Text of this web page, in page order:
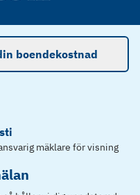
boendekostnad
mäklare för visning